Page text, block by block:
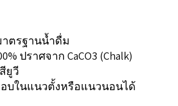
ตรฐานน้ำดื่ม
ปราศจาก CaCO3 (Chalk)
ยูวี
บในแนวตั้งหรือแนวนอนได้